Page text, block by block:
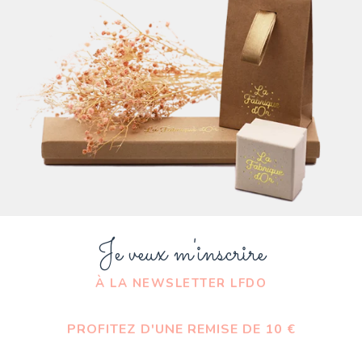
Je veux m'inscrire
À LA NEWSLETTER LFDO
PROFITEZ D'UNE REMISE DE 10 €